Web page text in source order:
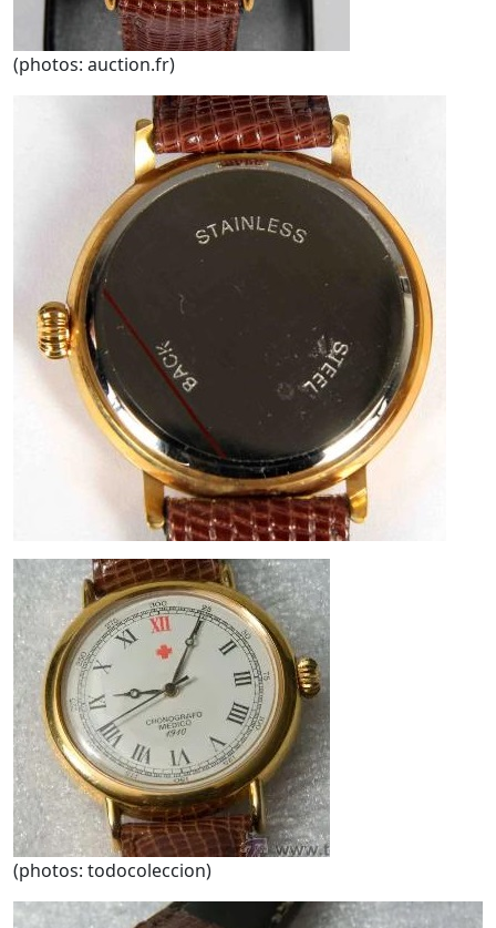
(photos: auction.fr)
(photos: todocoleccion)